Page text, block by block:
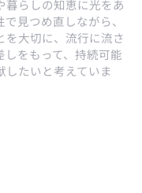
らしの知恵に光をあ
見つめ直しながら、
大切に、流行に流さ
をもって、持続可能
たいと考えていま